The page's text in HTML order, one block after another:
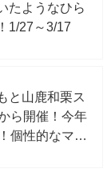
たようなひら
1/27～3/17
と山鹿和栗ス
ら開催！今年
個性的なマロ